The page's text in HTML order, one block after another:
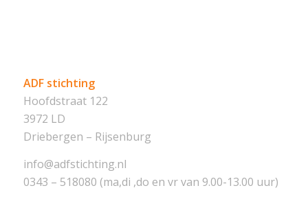
ADF stichting
Hoofdstraat 122
3972 LD
Driebergen – Rijsenburg
info@adfstichting.nl
0343 – 518080 (ma,di ,do en vr van 9.00-13.00 uur)